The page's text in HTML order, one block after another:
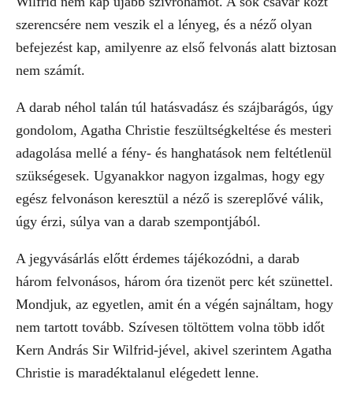
szerencsére nem veszik el a lényeg, és a néző olyan
befejezést kap, amilyenre az első felvonás alatt biztosan
nem számít.
A darab néhol talán túl hatásvadász és szájbarágós, úgy
gondolom, Agatha Christie feszültségkeltése és mesteri
adagolása mellé a fény- és hanghatások nem feltétlenül
szükségesek. Ugyanakkor nagyon izgalmas, hogy egy
egész felvonáson keresztül a néző is szereplővé válik,
úgy érzi, súlya van a darab szempontjából.
A jegyvásárlás előtt érdemes tájékozódni, a darab
három felvonásos, három óra tizenöt perc két szünettel.
Mondjuk, az egyetlen, amit én a végén sajnáltam, hogy
nem tartott tovább. Szívesen töltöttem volna több időt
Kern András Sir Wilfrid-jével, akivel szerintem Agatha
Christie is maradéktalanul elégedett lenne.